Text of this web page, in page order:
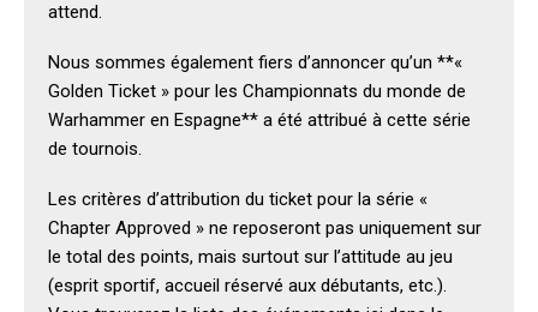
attend.
Nous sommes également fiers d’annoncer qu’un **«
Golden Ticket » pour les Championnats du monde de
Warhammer en Espagne** a été attribué à cette série
de tournois.
Les critères d’attribution du ticket pour la série «
Chapter Approved » ne reposeront pas uniquement sur
le total des points, mais surtout sur l’attitude au jeu
(esprit sportif, accueil réservé aux débutants, etc.).